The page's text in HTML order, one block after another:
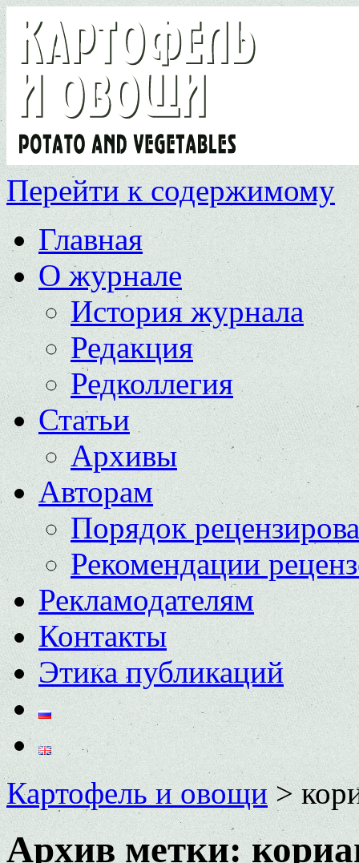
Перейти к содержимому
Главная
О журнале
История журнала
Редакция
Редколлегия
Статьи
Архивы
Авторам
Порядок
Рекомендации
Рекламодателям
Контакты
Этика публикаций
Картофель и овощи>
Архив метки: